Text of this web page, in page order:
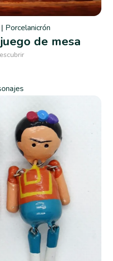
| Porcelanicrón
de mesa